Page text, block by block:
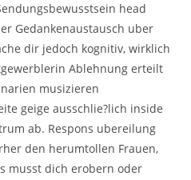
head
Gedankenaustausch uber
dir jedoch kognitiv, wirklich
Ablehnung erteilt
musizieren
geige ausschlie?lich inside
ab. Respons ubereilung
den herumtollen Frauen,
musst dich erobern oder